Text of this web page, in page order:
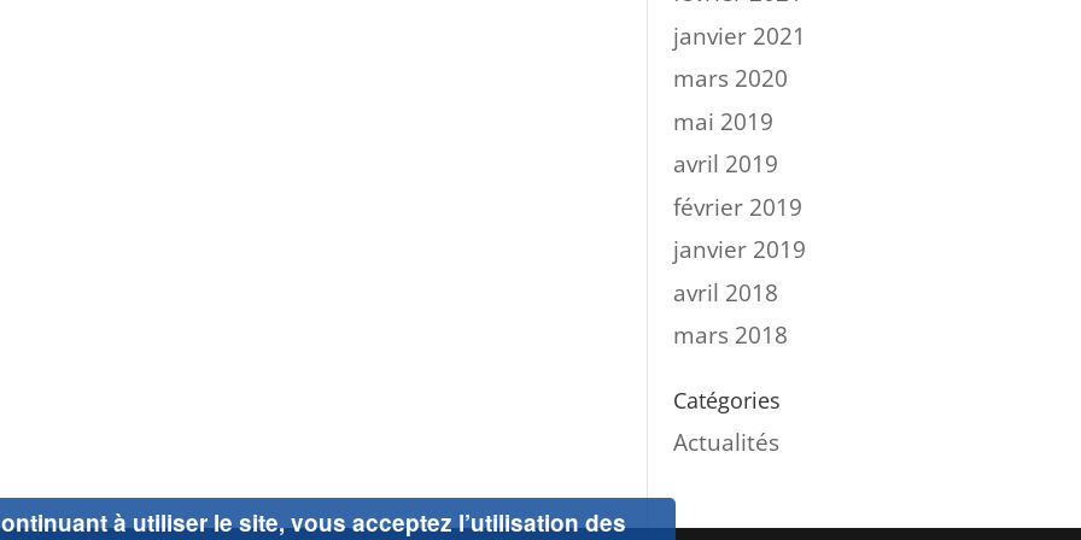
janvier 2021
mars 2020
mai 2019
avril 2019
février 2019
janvier 2019
avril 2018
mars 2018
Catégories
Actualités
à utiliser le site, vous acceptez l’utilisation des